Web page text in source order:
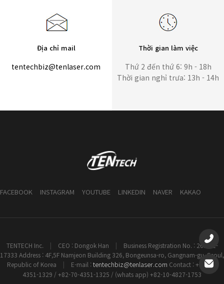
Địa chỉ mail
tentechbiz@tenlaser.com
Thời gian làm việc
Thứ 2 đến thứ 6: 9h - 18h
Thời gian nghỉ trưa: 13h - 14h
FACEBOOK INSTAGRAM YOUTUBE LINKEDIN NAVER KAKAO
TENTECH Inc. | CEO : Dongok Han |
Business Registration No. : 261-81-
17333 Address : 4F,5F Namjeon Building 326, Bongeunsa-ro, Gangnam-gu, Seoul,
Republic of Korea
| E-mail :tentechbiz@tenlaser.com Contact : +82-70-
4351-1329 / +82-70-4351-1325 / (whats app) +82-10-4827-1753